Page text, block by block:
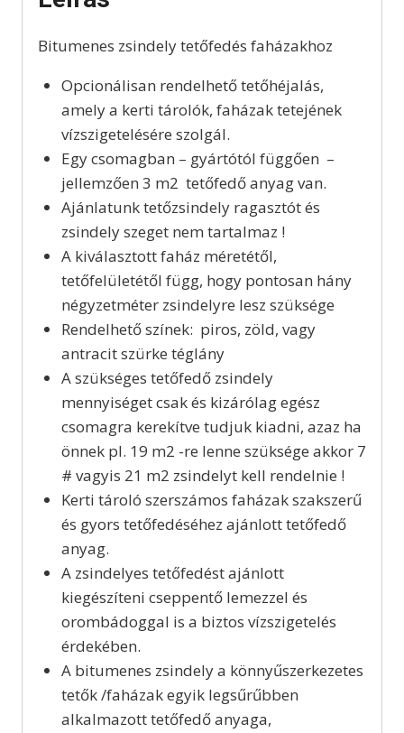
Bitumenes zsindely tetőfedés faházakhoz
Opcionálisan rendelhető tetőhéjalás,
amely a kerti tárolók, faházak tetejének
vízszigetelésére szolgál.
Egy csomagban – gyártótól függően –
jellemzően 3 m2 tetőfedő anyag van.
Ajánlatunk tetőzsindely ragasztót és
zsindely szeget nem tartalmaz !
A kiválasztott faház méretétől,
tetőfelületétől függ, hogy pontosan hány
négyzetméter zsindelyre lesz szüksége
Rendelhető színek: piros, zöld, vagy
antracit szürke téglány
A szükséges tetőfedő zsindely
mennyiséget csak és kizárólag egész
csomagra kerekítve tudjuk kiadni, azaz ha
önnek pl. 19 m2 -re lenne szüksége akkor 7
# vagyis 21 m2 zsindelyt kell rendelnie !
Kerti tároló szerszámos faházak szakszerű
és gyors tetőfedéséhez ajánlott tetőfedő
anyag.
A zsindelyes tetőfedést ajánlott
kiegészíteni cseppentő lemezzel és
orombádoggal is a biztos vízszigetelés
érdekében.
A bitumenes zsindely a könnyűszerkezetes
tetők /faházak egyik legsűrűbben
alkalmazott tetőfedő anyaga,